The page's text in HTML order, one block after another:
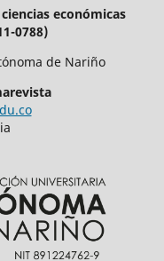
económicas
0788)
de Nariño